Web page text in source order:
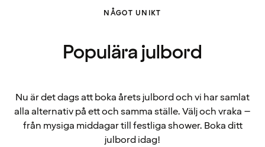
NÅGOT UNIKT
Populära julbord
Nu är det dags att boka årets julbord och vi har samlat
alla alternativ på ett och samma ställe. Välj och vraka –
från mysiga middagar till festliga shower. Boka ditt
julbord idag!